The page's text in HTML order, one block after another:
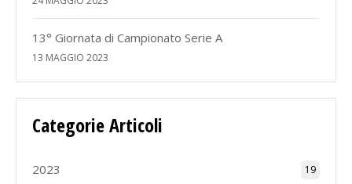
13° Giornata di Campionato Serie A
13 MAGGIO 2023
Categorie Articoli
2023 19